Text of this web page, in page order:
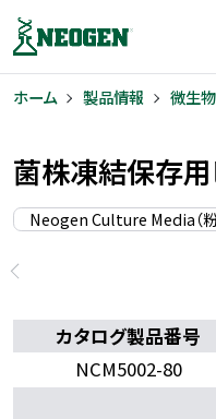
ホーム 製品情報 微生
菌株凍結保存用
Neogen Culture Media（粉
カタログ製品番号
NCM5002-80